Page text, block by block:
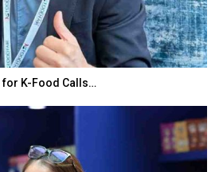
for K-Food Calls…